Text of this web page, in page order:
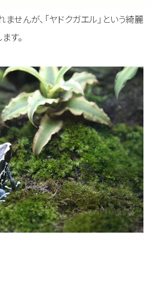
せんが、「ヤドクガエル」という綺麗
す。